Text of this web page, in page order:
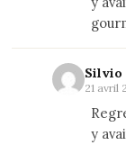
Silvio
21 avril
y